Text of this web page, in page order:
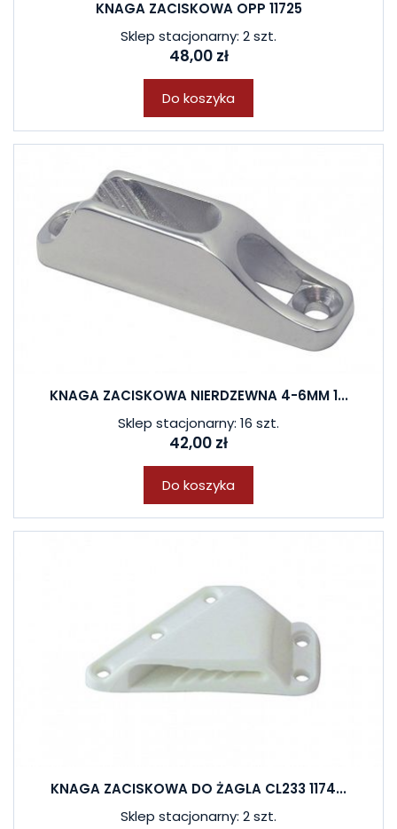
KNAGA ZACISKOWA OPP 11725
Sklep stacjonarny: 2 szt.
48,00 zł
Do koszyka
KNAGA ZACISKOWA NIERDZEWNA 4-6MM 1...
Sklep stacjonarny: 16 szt.
42,00 zł
Do koszyka
KNAGA ZACISKOWA DO ŻAGLA CL233 1174...
Sklep stacjonarny: 2 szt.